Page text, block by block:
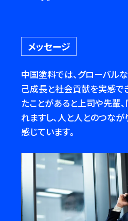
メッセージ
中国塗料では、グローバル
己成長と社会貢献を実感で
たことがあると上司や先輩
れますし、人と人とのつな
感じています。